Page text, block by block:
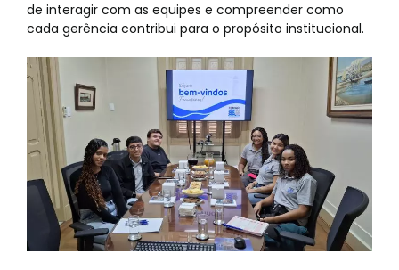
de interagir com as equipes e compreender como
cada gerência contribui para o propósito institucional.